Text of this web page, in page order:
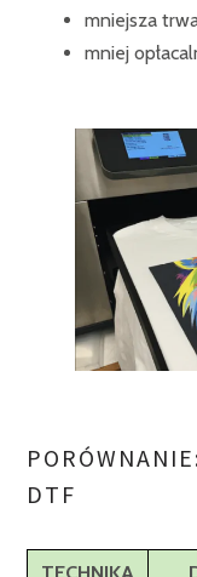
mniejsza
mniej
DTF